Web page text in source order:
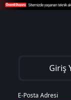
Giriş
E-Posta Adresi